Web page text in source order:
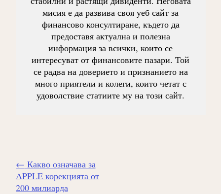
мисия е да развива своя уеб сайт за
финансово консултиране, където да
предоставя актуална и полезна
информация за всички, които се
интересуват от финансовите пазари. Той
се радва на доверието и признанието на
много приятели и колеги, които четат с
удоволствие статиите му на този сайт.
Навигиране
на
публикацията
← Какво означава за
APPLE корекцията от
200 милиарда